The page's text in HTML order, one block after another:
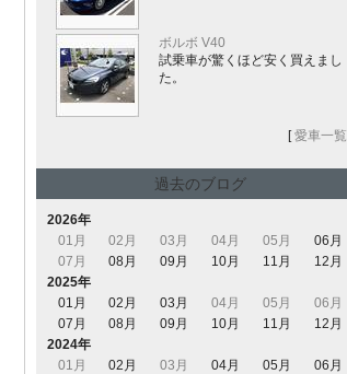
ボルボ V40
試乗車が驚くほど安く買えまし
た。
[愛車一覧
過去のブログ
2026年
01月
02月 03月 04月 05月
06月
07月
08月 09月 10月 11月
12月
2025年
01月
02月 03月 04月 05月
06月
07月
08月 09月 10月 11月
12月
2024年
01月
02月 03月 04月 05月
06月